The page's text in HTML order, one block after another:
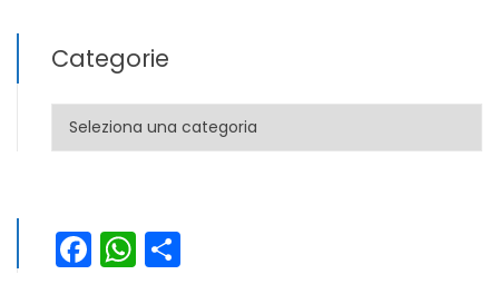
Categorie
Categorie
Facebook
WhatsApp